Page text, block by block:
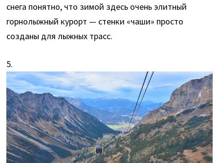
снега понятно, что зимой здесь очень элитный
горнолыжный курорт — стенки «чаши» просто
созданы для лыжных трасс.
5.